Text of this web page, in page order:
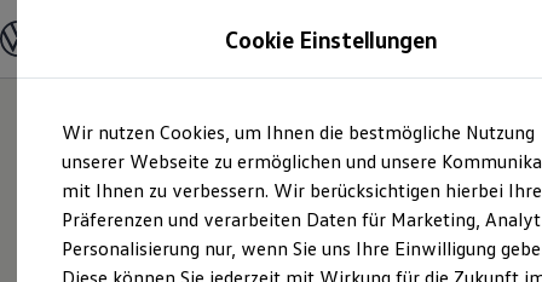
Hauptinhalt
springen
Footer
springen
Modelle und Konfigurator
Modelle vergleichen
Elektroautos
ENERGY Sondermodelle
Nutzfahrzeuge
SUV und CUV
Familienautos
Kombis
Kompaktwagen
Cookie Einstellungen
Wir nutzen Cookies, um Ihnen die bestmögliche Nutzung
unserer Webseite zu ermöglichen und unsere
mit Ihnen zu verbessern. Wir berücksichtigen hierbei Ihre
Präferenzen und verarbeiten Daten für Marketing,
Personalisierung nur, wenn Sie uns Ihre Einwilligung
Diese können Sie jederzeit mit Wirkung für die Zukunft